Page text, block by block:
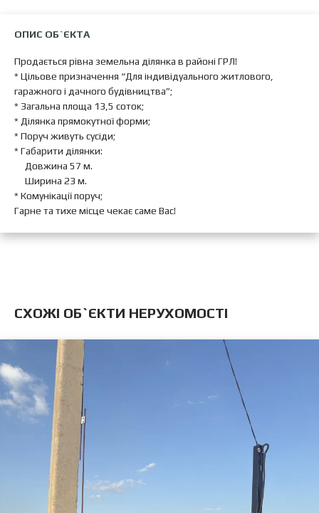
ОПИС ОБ`ЄКТА
Продається рівна земельна ділянка в районі ГРЛ!
* Цільове призначення “Для індивідуального житлового,
гаражного і дачного будівництва”;
* Загальна площа 13,5 соток;
* Ділянка прямокутної форми;
* Поруч живуть сусіди;
* Габарити ділянки:
Довжина 57 м.
Ширина 23 м.
* Комунікації поруч;
Гарне та тихе місце чекає саме Вас!
CХОЖІ ОБ`ЄКТИ НЕРУХОМОСТІ